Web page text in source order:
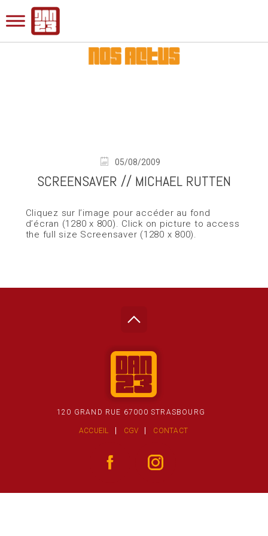
05/08/2009
SCREENSAVER // MICHAEL RUTTEN
Cliquez sur l’image pour accéder au fond
d’écran (1280 x 800). Click on picture to access
the full size Screensaver (1280 x 800).
120 GRAND RUE 67000 STRASBOURG
ACCUEIL CGV CONTACT